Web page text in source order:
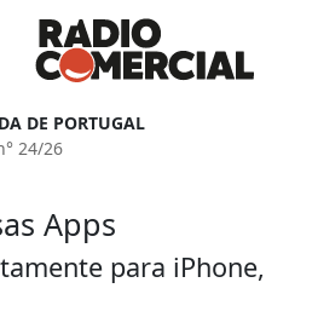
DE PORTUGAL
24/26
Apps
para iPhone,